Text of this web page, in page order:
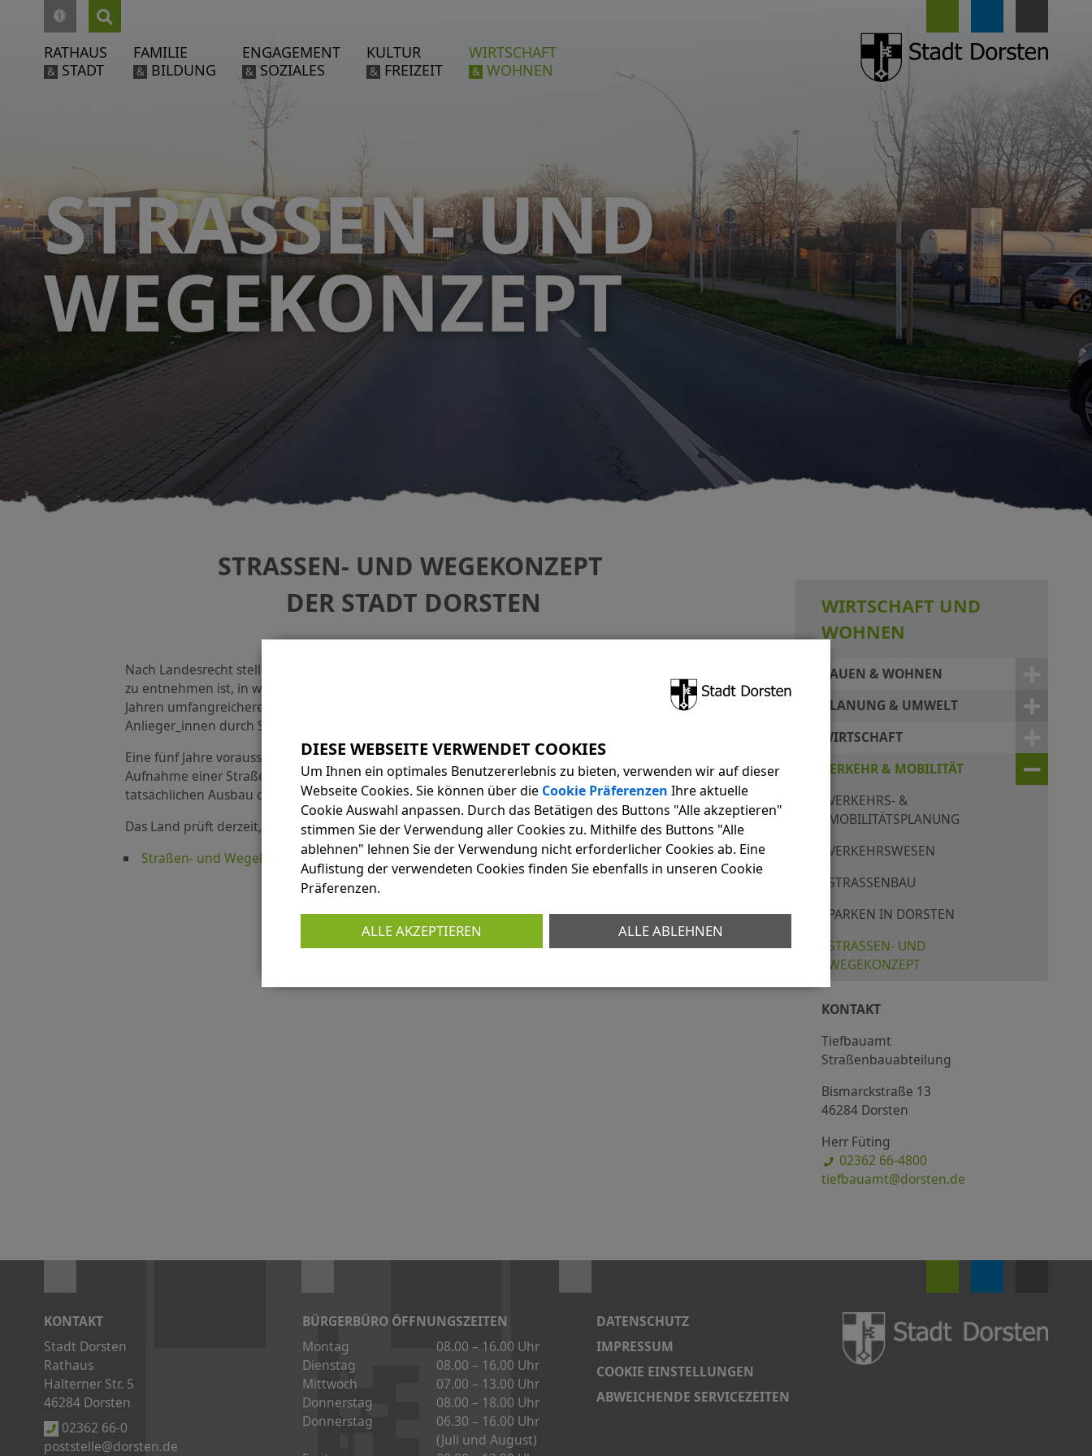
RATHAUS
& STADT
FAMILIE
& BILDUNG
ENGAGEMENT
& SOZIALES
KULTUR
& FREIZEIT
WIRTSCHAFT
& WOHNEN
STRASSEN- UND W
EGEKONZEPT
STRASSEN- UND WEGEKONZEPT
DER STADT DORSTEN
Nach Landesrecht stellen alle Städte und Gemeinden ein Straßen- und Wegekonzept auf, dem
zu entnehmen ist, in welchen Straßen im Stadtgebiet voraussichtlich in den nächsten fünf
Jahren umfangreichere oder vollständige Erneuerungsmaßnahmen geplant sind, bei denen die
Anlieger_innen durch Straßenbaubeiträge an den Kosten beteiligt werden können.
Eine fünf Jahre vorausschauende Planung kann sich aus vielen Gründen ändern. Das heißt, die
Aufnahme einer Straße in das Straßen- und Wegekonzept ist keine Vorentscheidung über den
tatsächlichen Ausbau oder eine Erneuerung.
Das Land prüft derzeit, die Beiträge vollständig abzuschaffen.
Straßen- und Wegekonzept der Stadt Dorsten 2022 bis 2026
WIRTSCHAFT UND
WOHNEN
BAUEN & WOHNEN
PLANUNG & UMWELT
WIRTSCHAFT
VERKEHR & MOBILITÄT
VERKEHRS- &
MOBILITÄTSPLANUNG
VERKEHRSWESEN
STRASSENBAU
PARKEN IN DORSTEN
STRASSEN- UND W
EGEKONZEPT
KONTAKT
Tiefbauamt
Straßenbauabteilung
Bismarckstraße 13
46284 Dorsten
Herr Füting
02362 66-4800
tiefbauamt@dorsten.de
KONTAKT
Stadt Dorsten
Rathaus
Halterner Str. 5
46284 Dorsten
02362 66-0
poststelle@dorsten.de
BÜRGERBÜRO ÖFFNUNGSZEITEN
Montag
08.00 – 16.00 Uhr
Dienstag
08.00 – 16.00 Uhr
Mittwoch
07.00 – 13.00 Uhr
Donnerstag
08.00 – 18.00 Uhr
Donnerstag
06.30 – 16.00 Uhr
(Juli und August)
DATENSCHUTZ
IMPRESSUM
COOKIE EINSTELLUNGEN
ABWEICHENDE SERVICEZEITEN
Um Ihnen ein optimales Benutzererlebnis zu bieten, verwenden wir auf dieser
Webseite Cookies. Sie können über die Cookie Präferenzen Ihre aktuelle
Cookie Auswahl anpassen. Durch das Betätigen des Buttons "Alle akzeptieren"
stimmen Sie der Verwendung aller Cookies zu. Mithilfe des Buttons "Alle
ablehnen" lehnen Sie der Verwendung nicht erforderlicher Cookies ab. Eine
Auflistung der verwendeten Cookies finden Sie ebenfalls in unseren Cookie
Präferenzen.
ALLE AKZEPTIEREN ALLE ABLEHNEN